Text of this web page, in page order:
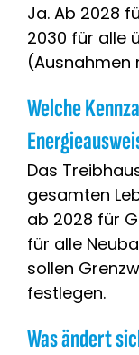
Ja. Ab 2028
2030 für alle
(Ausnahmen
Welche
Das
gesamten
ab 2028 für
für alle
sollen
festlegen.
Was ändert